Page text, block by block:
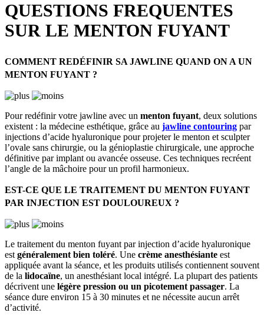
QUESTIONS FREQUENTES
SUR LE MENTON FUYANT
COMMENT REDÉFINIR SA JAWLINE QUAND ON A UN
MENTON FUYANT ?
Pour redéfinir votre jawline avec un menton fuyant, deux solutions
existent : la médecine esthétique, grâce au jawline contouring par
injections d’acide hyaluronique pour projeter le menton et sculpter
l’ovale sans chirurgie, ou la génioplastie chirurgicale, une approche
définitive par implant ou avancée osseuse. Ces techniques recréent
l’angle de la mâchoire pour un profil harmonieux.
EST-CE QUE LE TRAITEMENT DU MENTON FUYANT
PAR INJECTION EST DOULOUREUX ?
Le traitement du menton fuyant par injection d’acide hyaluronique
est généralement bien toléré. Une crème anesthésiante est
appliquée avant la séance, et les produits utilisés contiennent souvent
de la lidocaïne, un anesthésiant local intégré. La plupart des patients
décrivent une légère pression ou un picotement passager. La
séance dure environ 15 à 30 minutes et ne nécessite aucun arrêt
d’activité.